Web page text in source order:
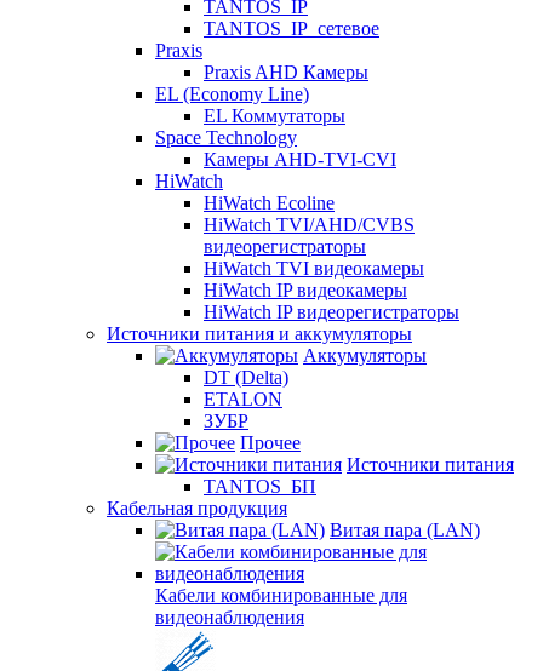
TANTOS_IP
TANTOS_IP_сетевое
Praxis
Praxis AHD Камеры
EL (Economy Line)
EL Коммутаторы
Space Technology
Камеры AHD-TVI-CVI
HiWatch
HiWatch Ecoline
HiWatch TVI/AHD/CVBS
видеорегистраторы
HiWatch TVI видеокамеры
HiWatch IP видеокамеры
HiWatch IP видеорегистраторы
Источники питания и аккумуляторы
Аккумуляторы
DT (Delta)
ETALON
ЗУБР
Прочее
Источники питания
TANTOS_БП
Кабельная продукция
Витая пара (LAN)
Кабели комбинированные для
видеонаблюдения